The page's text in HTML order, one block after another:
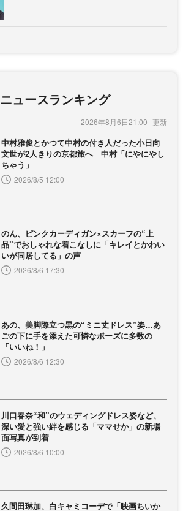
ニュースランキング
2026年8月6日21:00
中村雅俊とかつて中村の付き人だった小日向
文世が2人きりの京都旅へ 中村「にやにやし
ちゃう」
2026/8/5 12:00
のん、ピンクカーディガン×スカーフの“上
品”でおしゃれな着こなしに「キレイとかわい
いが同居してる」の声
2026/8/6 17:30
あの、美脚際立つ黒の“ミニ丈ドレス”姿…あ
ごの下に手を添えた可憐なポーズに多数の
「いいね！」
2026/8/6 12:30
川口春奈“和”のウェディングドレス姿など、
深い愛と強い絆を感じる「ママせか」の新場
面写真が到着
2026/8/6 10:00
久間田琳加、白キャミコーデで「映画ちいか